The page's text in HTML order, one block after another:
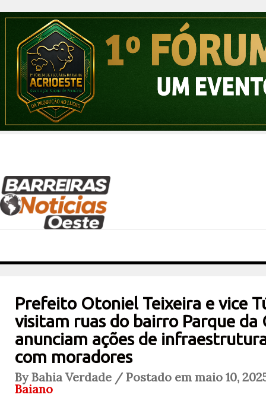
Prefeito Otoniel Teixeira e vice
visitam ruas do bairro Parque da
anunciam ações de
com moradores
By Bahia Verdade / Postado em maio 10,
Baiano